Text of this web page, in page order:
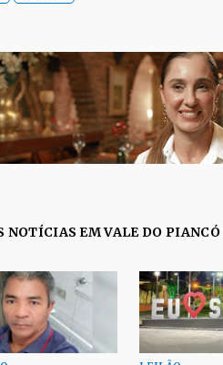
NOTÍCIAS EM VALE DO PIANCÓ